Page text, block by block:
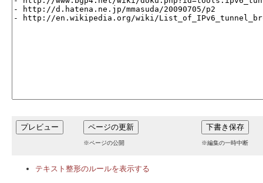
※ページの公開 ※編集の一時中断
テキスト整形のルールを表示する